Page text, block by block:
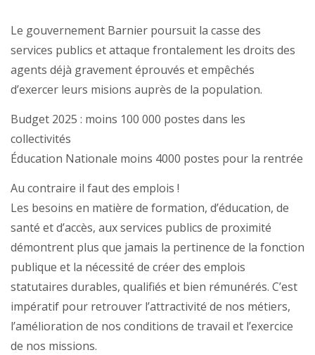
Le gouvernement Barnier poursuit la casse des
services publics et attaque frontalement les droits des
agents déjà gravement éprouvés et empêchés
d’exercer leurs misions auprès de la population.
Budget 2025 : moins 100 000 postes dans les
collectivités
Éducation Nationale moins 4000 postes pour la rentrée
Au contraire il faut des emplois !
Les besoins en matière de formation, d’éducation, de
santé et d’accès, aux services publics de proximité
démontrent plus que jamais la pertinence de la fonction
publique et la nécessité de créer des emplois
statutaires durables, qualifiés et bien rémunérés. C’est
impératif pour retrouver l’attractivité de nos métiers,
l’amélioration de nos conditions de travail et l’exercice
de nos missions.